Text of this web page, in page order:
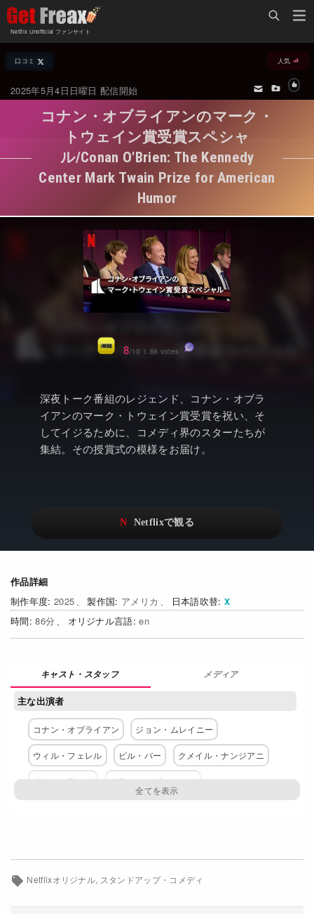
Netflix Unofficial ファンサイト
Netflix新着作品
オールジャンル
海外ドラマ・シリーズ
海外映画
国内TV番組・ドラマ
アジアTV番組・ドラマ
アジア映画
アニメ
ドキュメンタリー
リアリティ
日本語吹替対応作品
配信終了予定の作品
海外ドラマ・ラインナップ
Netflix 人気ランキング
Netflix 全作品ラインナップ
トレンド
VOD 総合作品情報
Netflix・VOD総合News
Watchlistへ
…
Netflix 吹替版作品
みんなの作品レビュー
お問い合わせ
口コミ 人気
2025年5月4日日曜日 配信開始
コナン・オブライアンのマーク・
トウェイン賞受賞スペシャ
ル/Conan O'Brien: The Kennedy
Center Mark Twain Prize for American
Humor
深夜トーク番組のレジェンド、コナン・オブラ
イアンのマーク・トウェイン賞受賞を祝い、そ
してイジるために、コメディ界のスターたちが
集結。その授賞式の模様をお届け。
作品詳細
2025
アメリカ
日本語吹替
86
en
8/10 1.6k votes
メディア
主な出演者
コナン・オブライアン ジョン・ムレイニー
ウィル・フェレル ビル・バー クメイル・ナンジアニ
ポール・ラッド サラ・シルヴァーマン
配給
Netflixオリジナル スタンドアップ・コメディ